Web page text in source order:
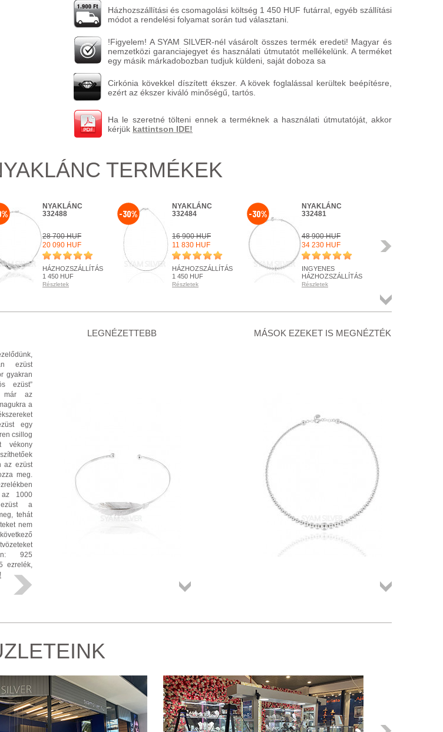
Házhozszállítási és csomagolási költség 1 450 HUF futárral, egyéb szállítási
módot a rendelési folyamat során tud választani.
!Figyelem! A SYAM SILVER-nél vásárolt összes termék eredeti! Magyar és
nemzetközi garanciajegyet és használati útmutatót mellékelünk. A terméket
egy másik márkadobozban tudjuk küldeni, saját doboza sa
Cirkónia kövekkel díszített ékszer. A kövek foglalással kerültek beépítésre,
ezért az ékszer kiváló minőségű, tartós.
Ha le szeretné tölteni ennek a terméknek a használati útmutatóját, akkor
kérjük kattintson IDE!
TERMÉKEK
NYAKLÁNC
332488
28 700 HUF
20 090 HUF
HÁZHOZSZÁLLÍTÁS
1 450 HUF
Részletek
NYAKLÁNC
332484
16 900 HUF
11 830 HUF
-30%
HÁZHOZSZÁLLÍTÁS
1 450 HUF
Részletek
NYAKLÁNC
332481
48 900 HUF
34 230 HUF
-30%
INGYENES
HÁZHOZSZÁLLÍTÁS
Részletek
ezüst
gyakran
ezüst”
már az
a
egy
csillog
vékony
az ezüst
meg.
az 1000
ezüst a
tehát
nem
925
ezrelék,
LEGNÉZETTEBB MÁSOK EZEKET IS MEGNÉZTÉK